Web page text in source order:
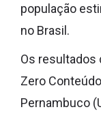
população
no Brasil.
Os resultados
Zero
Pernambuco